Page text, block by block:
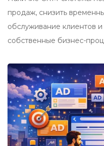
продаж, снизить
обслуживание клиентов
собственные бизнес-